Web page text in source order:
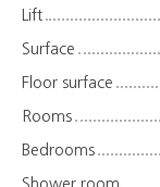
Lift
Surface
Floor surface
Rooms
Bedrooms
Shower room